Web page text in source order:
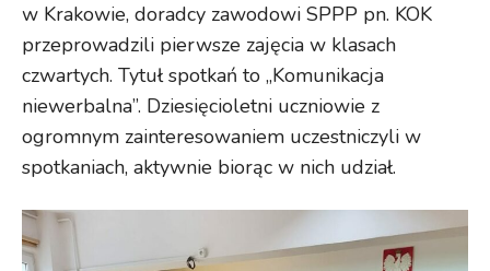
w Krakowie, doradcy zawodowi SPPP pn. KOK
przeprowadzili pierwsze zajęcia w klasach
czwartych. Tytuł spotkań to „Komunikacja
niewerbalna”. Dziesięcioletni uczniowie z
ogromnym zainteresowaniem uczestniczyli w
spotkaniach, aktywnie biorąc w nich udział.